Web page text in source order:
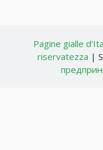
Pagine gialle
riservatezza |